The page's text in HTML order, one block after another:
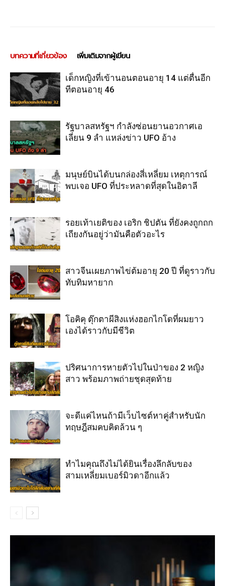
บทความที่เกี่ยวข้อง เพิ่มเติมจากผู้เขียน
เด็กหญิงที่เข้านอนตอนอายุ 14 แต่ตื่นอีก
ทีตอนอายุ 46
รัฐบาลสหรัฐฯ กำลังซ่อนยานอวกาศเอ
เลี่ยน 9 ลำ แหล่งข่าว UFO อ้าง
มนุษย์บินได้บนกล่องสี่เหลี่ยม เหตุการณ์
พบเจอ UFO ที่ประหลาดที่สุดในอิตาลี
รอยเท้าเยติของ เอริก ชิปตัน ที่ยังคงถูกถก
เถียงกันอยู่ว่ามันคือตัวอะไร
สาวจีนเผยภาพไข่ต้มอายุ 20 ปี ที่ดูราวกับ
ทับทิมหายาก
โอคิคุ ตุ๊กตาผีสิงแห่งฮอกไกโดที่ผมยาว
เองได้ราวกับมีชีวิต
ปริศนาการหายตัวไปในป่าของ 2 หญิง
สาว พร้อมภาพถ่ายชุดสุดท้าย
จะดีแค่ไหนถ้ามีเว็บไซต์หาคู่สำหรับนัก
ทฤษฎีสมคบคิดล้วน ๆ
ทำไมคุณถึงไม่ได้ยินเรื่องลึกลับของ
สามเหลี่ยมเบอร์มิวดาอีกแล้ว